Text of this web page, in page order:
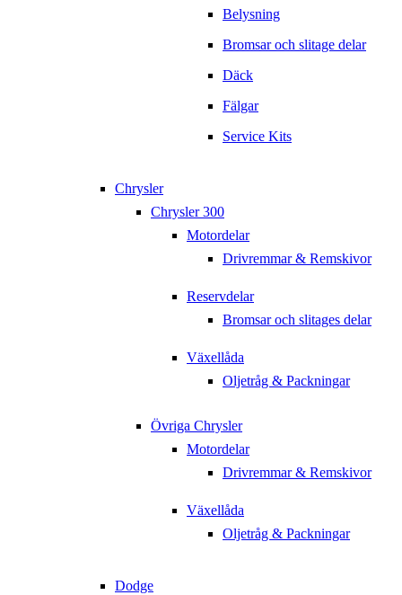
Belysning
Bromsar och slitage delar
Däck
Fälgar
Service Kits
Chrysler
Chrysler 300
Motordelar
Drivremmar & Remskivor
Reservdelar
Bromsar och slitages delar
Växellåda
Oljetråg & Packningar
Övriga Chrysler
Motordelar
Drivremmar & Remskivor
Växellåda
Oljetråg & Packningar
Dodge